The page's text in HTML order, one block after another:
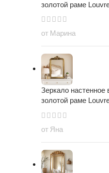
золотой раме
от Марина
Зеркало настенное
золотой раме
от Яна